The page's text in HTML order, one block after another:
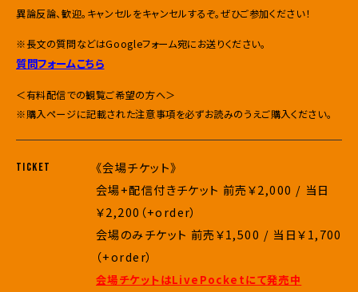
異論反論、歓迎。キャンセルをキャンセルするぞ。ぜひご参加ください！
※長文の質問などはGoogleフォーム宛にお送りください。
質問フォームこちら
＜有料配信での観覧ご希望の方へ＞
※購入ページに記載された注意事項を必ずお読みのうえご購入ください。
TICKET
《会場チケット》
会場+配信付きチケット 前売￥2,000 / 当日
￥2,200（+order）
会場のみチケット 前売￥1,500 / 当日￥1,700
（+order）
会場チケットはLivePocketにて発売中